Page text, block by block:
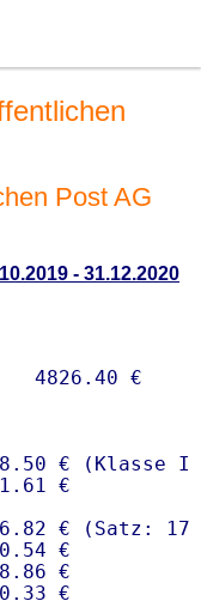
Post AG
- 31.12.2020
€ (Klasse I)
€
€ (Satz:
€
€
€